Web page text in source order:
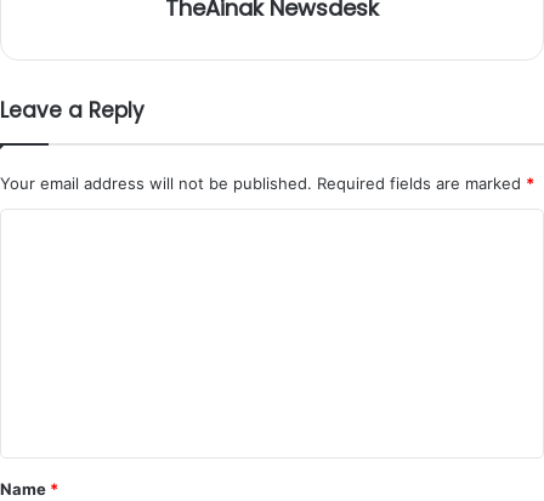
TheAinak Newsdesk
Leave a Reply
Your email address will not be published. Required fields are marked *
*
Name *